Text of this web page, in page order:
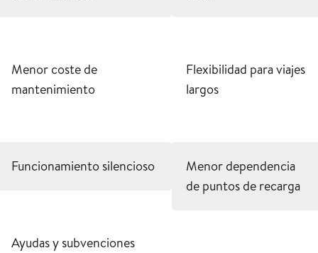
Menor coste de
mantenimiento
Funcionamiento silencioso
Ayudas y subvenciones
Flexibilidad para viajes
largos
Menor dependencia
de puntos de recarga